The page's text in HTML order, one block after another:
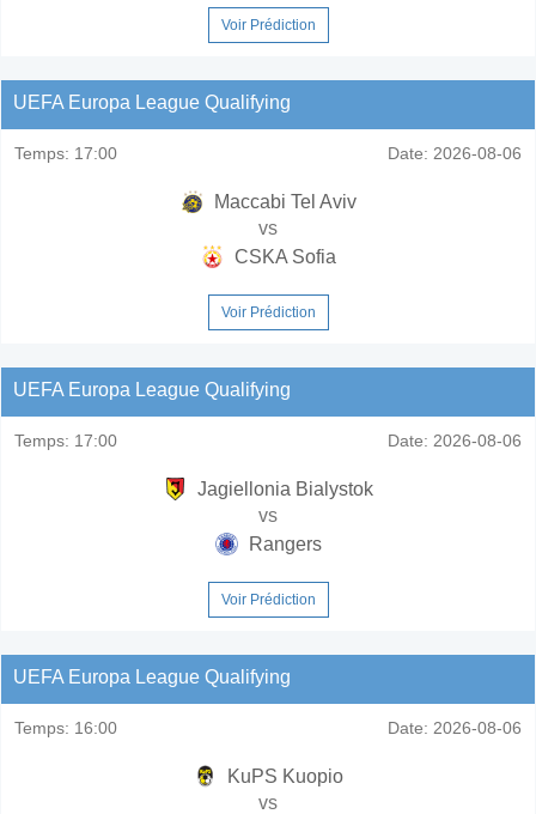
Voir Prédiction
UEFA Europa League Qualifying
Temps: 17:00 Date: 2026-08-06
Maccabi Tel Aviv
vs
CSKA Sofia
Voir Prédiction
UEFA Europa League Qualifying
Temps: 17:00 Date: 2026-08-06
Jagiellonia Bialystok
vs
Rangers
Voir Prédiction
UEFA Europa League Qualifying
Temps: 16:00 Date: 2026-08-06
KuPS Kuopio
vs